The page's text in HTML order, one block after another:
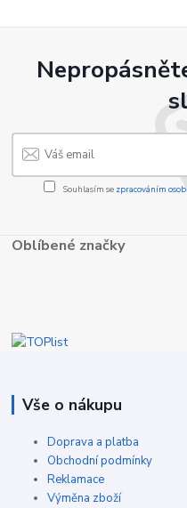
Souhlasím se zpracováním
Oblíbené značky
Vše o nákupu
Doprava a platba
Obchodní podmínky
Reklamace
Výměna zboží